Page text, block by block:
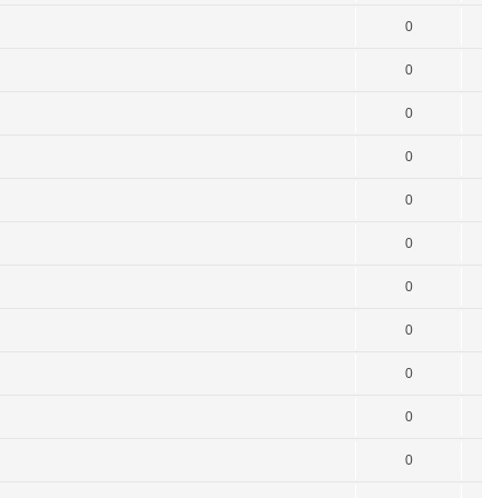
0
0
0
0
0
0
0
0
0
0
0